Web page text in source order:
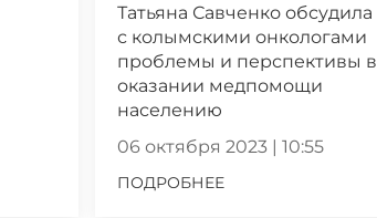
Татьяна Савченко обсудила
с колымскими онкологами
проблемы и перспективы в
оказании медпомощи
населению
06 октября 2023 | 10:55
ПОДРОБНЕЕ